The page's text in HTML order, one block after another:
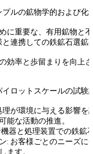
ルの鉱物学的および化
に重要な、有用鉱物と
連携しての鉄鉱石選
効率と歩留まりを向上
ロットスケールの試
が環境に与える影響
能な活動の推進。
器と処理装置での鉄
: お客様ごとのニーズ
ます。